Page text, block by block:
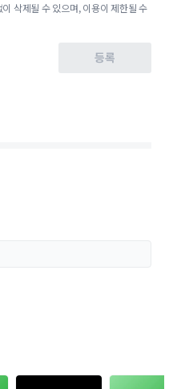
삭제될 수 있으며, 이용이 제한될 수
등록